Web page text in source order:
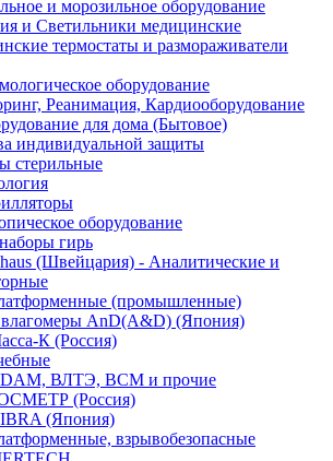
и морозильное оборудование
и Светильники медицинские
термостаты и размораживатели
оборудование
Реанимация, Кардиооборудование
для дома (Бытовое)
индивидуальной защиты
стерильные
оборудование
гирь
(Швейцария) - Аналитические и
(промышленные)
AnD(A&D) (Япония)
К (Россия)
ВЛТЭ, BCM и прочие
(Россия)
(Япония)
взрывобезопасные